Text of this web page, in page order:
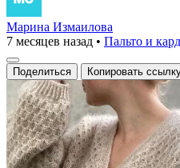
Марина Измаилова
7 месяцев назад • Пальто и
Поделиться Копировать